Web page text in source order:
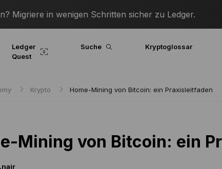
Migriere in wenigen Schritten sicher zu Ledger.
Ledger
Quest
Suche Kryptoglossar
Krypto Home-Mining von Bitcoin: ein Praxisleitfaden
Mining von Bitcoin: ein